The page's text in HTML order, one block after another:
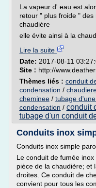
La vapeur d' eau est
retour " plus froide "
chaudière
elle évite ainsi à la
Lire la suite
Date: 2017-08-11
Site : http://
Thèmes liés : conduit
condensation /
cheminee / tubage
condensation / conduit
tubage d'un conduit
Conduits inox
Conduits inox simple
Le conduit de fumée
pièce de la chaudière; et
droites. Ce conduit de
convient pour tous les